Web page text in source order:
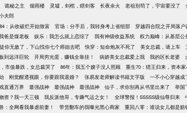
诡秘之主 烟雨楼 灵墟，剑棺，瞎剑客 长夜余火 老祖别苟了，宇宙要没了
夫郎
：从收破烂开始致富 官场：分手后，我转身考上省组部 穿越四合院之开局落户
爸是煤老板 娱乐：我怎么就上恋综了 我有神级收益系统 权力巅峰：从基层公
你无敌了，下山找你七个师姐去吧 快穿：短命炮灰不死了 美女总裁，请上车
到远洋巨轮 开局穷光蛋，赚钱全靠挂！ 病娇美女总裁爱上我 我的区长老婆
市值暴跌，女总裁哭了 86年：我五个嫂子没人照顾 重生70：猎王归来，资本
刚觉醒透视眼，你要跟我退婚？ 张易发老师解读书籍文字版 一不小心穿越成
直通万界 最强战神 最强战神 最强战神 仙子，求你别再从书里出来了 举国
资？我一天三顿 我反派他哥，专薅气运之女！ 全球警报！SSSSS级仙尊归来
：全网看我暴虐前妻！ 带货翻车的我曝光黑心商家 重回八零：谁说女儿都是赔